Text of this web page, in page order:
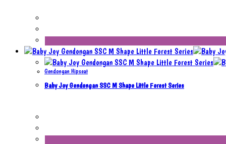
Gendongan Hipseat
Baby Joy Gendongan SSC M Shape Little Forest Series